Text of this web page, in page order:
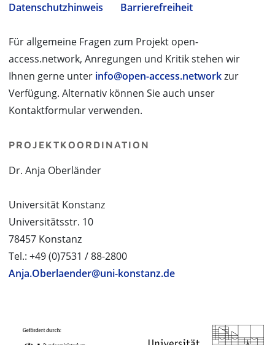
Datenschutzhinweis
Barrierefreiheit
Für allgemeine Fragen zum Projekt open-
access.network, Anregungen und Kritik stehen wir
Ihnen gerne unter info@open-access.networkzur
Verfügung. Alternativ können Sie auch unser
Kontaktformular verwenden.
PROJEKTKOORDINATION
Dr. Anja Oberländer
Universität Konstanz
Universitätsstr. 10
78457 Konstanz
Tel.: +49 (0)7531 / 88-2800
Anja.Oberlaender@uni-konstanz.de